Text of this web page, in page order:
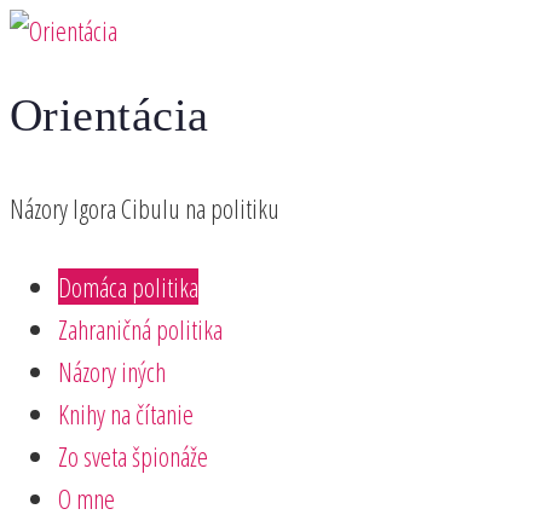
Preskočiť
obsah
Orientácia
Názory Igora Cibulu na politiku
Domáca politika
Zahraničná politika
Názory iných
Knihy na čítanie
Zo sveta špionáže
O mne